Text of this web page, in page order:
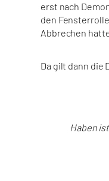
erst nach
den
Abbrechen
Da gilt dann die
Haben